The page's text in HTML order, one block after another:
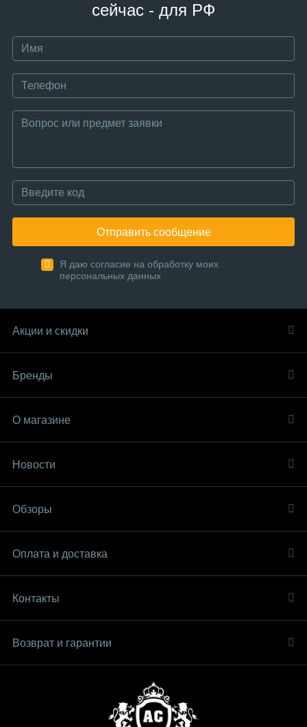
сейчас - для РФ
Отправить сообщение
Я даю согласие на обработку моих
персональных данных
Акции и скидки
Бренды
О магазине
Новости
Обзоры
Оплата и доставка
Контакты
Возврат и гарантии